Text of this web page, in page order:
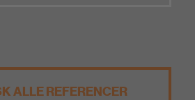
ALLE REFERENCER